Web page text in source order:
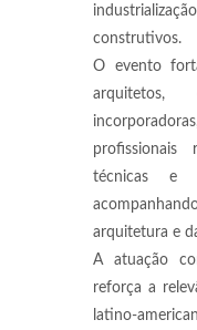
construtivos.
O evento
arquitetos,
profissionais
técnicas e
arquitetura e
A atuação
reforça a
latino-